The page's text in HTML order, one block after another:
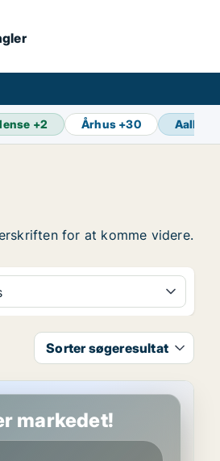
+2 Århus +30 Aalborg
for at komme videre.
Sorter søgeresultat
markedet!